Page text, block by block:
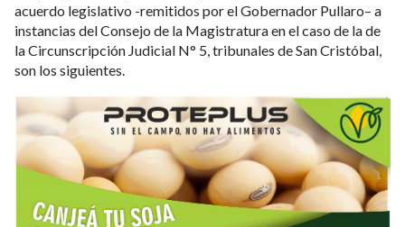
acuerdo legislativo -remitidos por el Gobernador Pullaro– a
instancias del Consejo de la Magistratura en el caso de la de
la Circunscripción Judicial N° 5, tribunales de San Cristóbal,
son los siguientes.